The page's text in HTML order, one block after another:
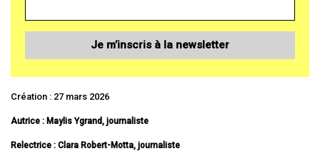
Je m’inscris à la newsletter
Création : 27 mars 2026
Autrice : Maylis Ygrand, journaliste
Relectrice : Clara Robert-Motta, journaliste